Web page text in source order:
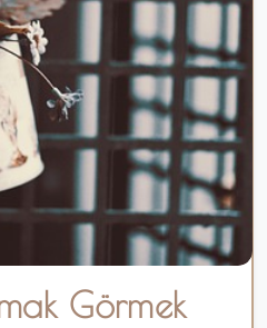
Görmek